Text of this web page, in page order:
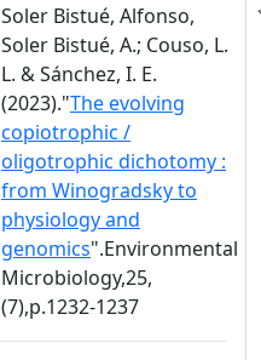
Soler Bistué, Alfonso,
Soler Bistué, A.; Couso, L.
L. & Sánchez, I. E.
(2023)."The evolving
copiotrophic /
oligotrophic dichotomy :
from Winogradsky to
physiology and
genomics".Environmental
Microbiology,25,
(7),p.1232-1237